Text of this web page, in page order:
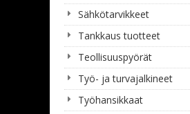
Sähkötarvikkeet
Tankkaus tuotteet
Teollisuuspyörät
Työ- ja turvajalkineet
Työhansikkaat